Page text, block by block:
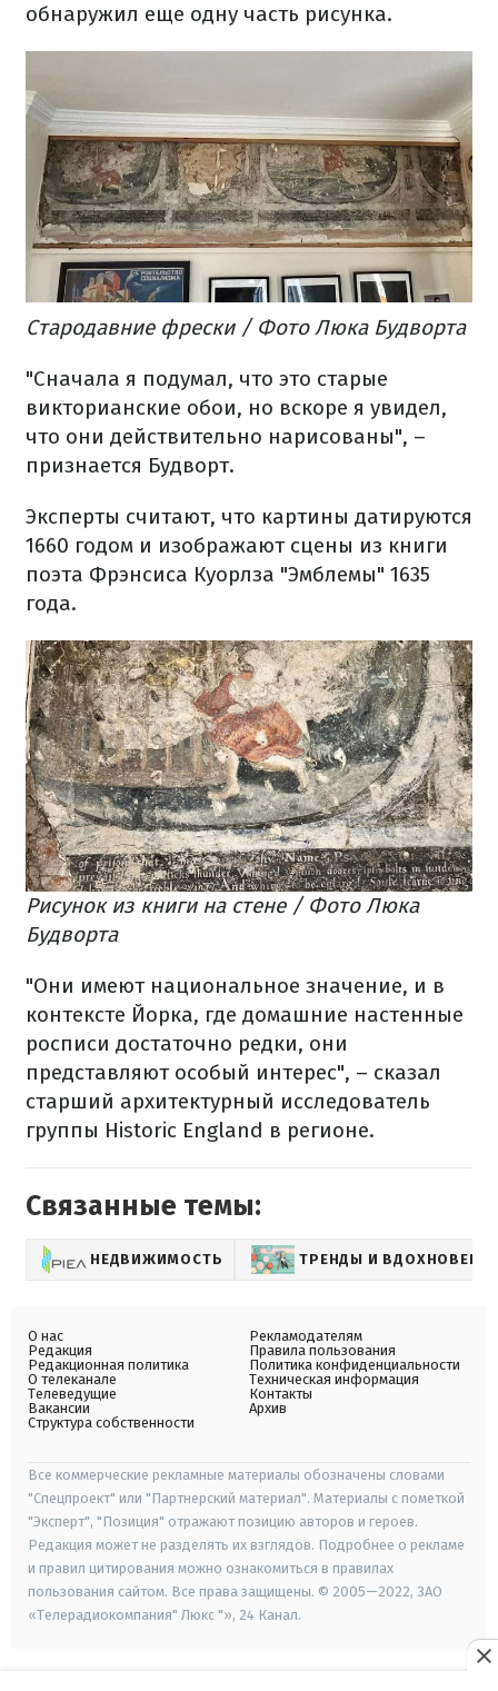
обнаружил еще одну часть рисунка.
Стародавние фрески / Фото Люка Будворта
"Сначала я подумал, что это старые
викторианские обои, но вскоре я увидел,
что они действительно нарисованы", –
признается Будворт.
Эксперты считают, что картины датируются
1660 годом и изображают сцены из книги
поэта Фрэнсиса Куорлза "Эмблемы" 1635
года.
Рисунок из книги на стене / Фото Люка
Будворта
"Они имеют национальное значение, и в
контексте Йорка, где домашние настенные
росписи достаточно редки, они
представляют особый интерес", – сказал
старший архитектурный исследователь
группы Historic England в регионе.
Связанные темы:
НЕДВИЖИМОСТЬ ТРЕНДЫ И ВДОХНОВЕНИЕ
О нас
Редакция
Редакционная политика
О телеканале
Телеведущие
Вакансии
Структура собственности
Рекламодателям
Правила пользования
Политика конфиденциальности
Техническая информация
Контакты
Архив
Все коммерческие рекламные материалы обозначены словами
"Спецпроект" или "Партнерский материал". Материалы с пометкой
"Эксперт", "Позиция" отражают позицию авторов и героев.
Редакция может не разделять их взглядов. Подробнее о рекламе
и правил цитирования можно ознакомиться в правилах
пользования сайтом. Все права защищены. © 2005—2022, ЗАО
«Телерадиокомпания" Люкс "», 24 Канал.